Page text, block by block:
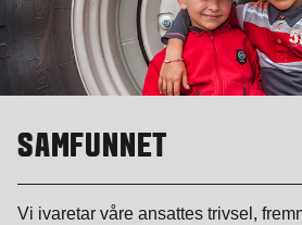
SAMFUNNET
Vi ivaretar våre ansattes trivsel,